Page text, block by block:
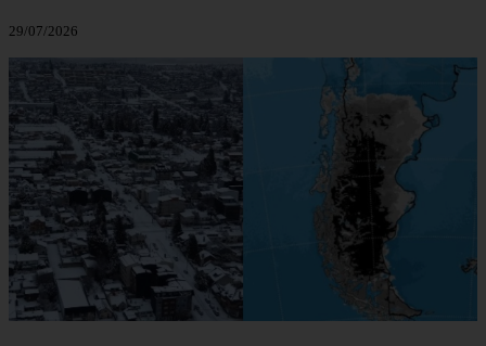
29/07/2026